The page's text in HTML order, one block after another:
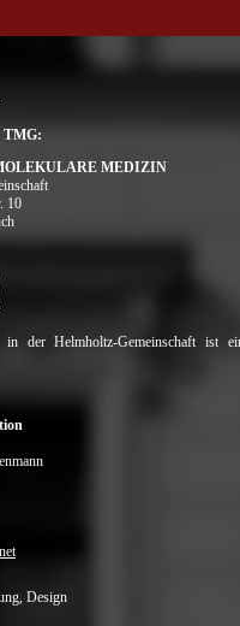
TMG:
MEDIZIN
10
Helmholtz-Gemeinschaft ist
Design